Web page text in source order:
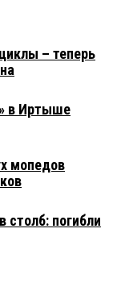
– теперь
в Иртыше
мопедов
столб: погибли